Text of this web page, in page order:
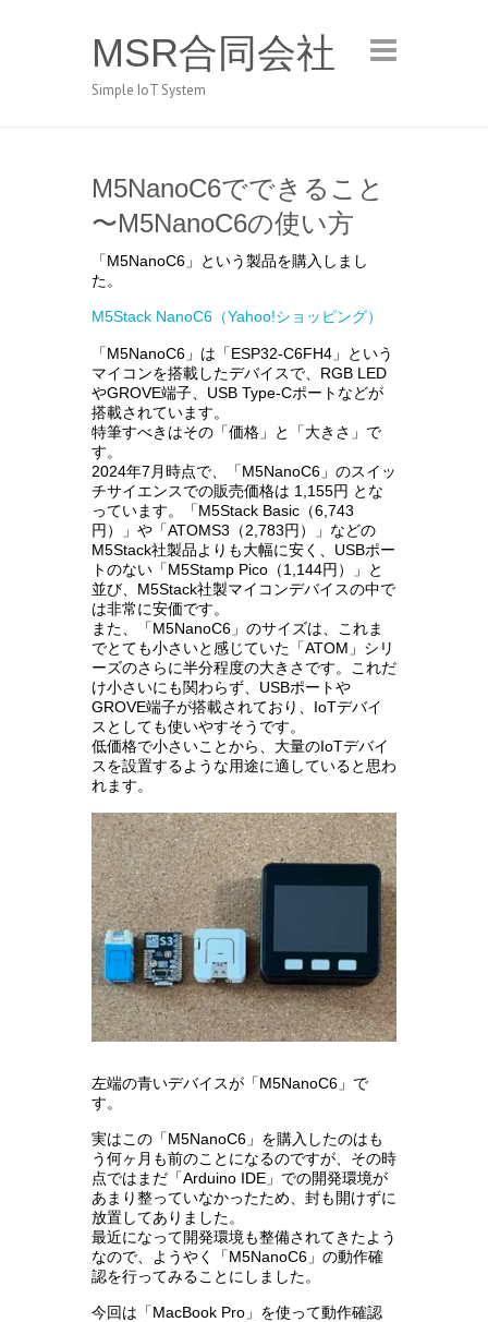
MSR合同会社
Simple IoT System
M5NanoC6でできること
〜M5NanoC6の使い方
「M5NanoC6」という製品を購入しまし
た。
M5Stack NanoC6（Yahoo!ショッピング）
「M5NanoC6」は「ESP32-C6FH4」という
マイコンを搭載したデバイスで、RGB LED
やGROVE端子、USB Type-Cポートなどが
搭載されています。
特筆すべきはその「価格」と「大きさ」で
す。
2024年7月時点で、「M5NanoC6」のスイッ
チサイエンスでの販売価格は 1,155円 とな
っています。「M5Stack Basic（6,743
円）」や「ATOMS3（2,783円）」などの
M5Stack社製品よりも大幅に安く、USBポー
トのない「M5Stamp Pico（1,144円）」と
並び、M5Stack社製マイコンデバイスの中で
は非常に安価です。
また、「M5NanoC6」のサイズは、これま
でとても小さいと感じていた「ATOM」シリ
ーズのさらに半分程度の大きさです。これだ
け小さいにも関わらず、USBポートや
GROVE端子が搭載されており、IoTデバイ
スとしても使いやすそうです。
低価格で小さいことから、大量のIoTデバイ
スを設置するような用途に適していると思わ
れます。
左端の青いデバイスが「M5NanoC6」で
す。
実はこの「M5NanoC6」を購入したのはも
う何ヶ月も前のことになるのですが、その時
点ではまだ「Arduino IDE」での開発環境が
あまり整っていなかったため、封も開けずに
放置してありました。
最近になって開発環境も整備されてきたよう
なので、ようやく「M5NanoC6」の動作確
認を行ってみることにしました。
今回は「MacBook Pro」を使って動作確認